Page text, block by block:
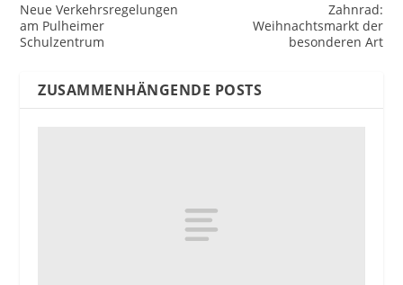
Neue Verkehrsregelungen
am Pulheimer
Schulzentrum
Zahnrad:
Weihnachtsmarkt der
besonderen Art
ZUSAMMENHÄNGENDE POSTS